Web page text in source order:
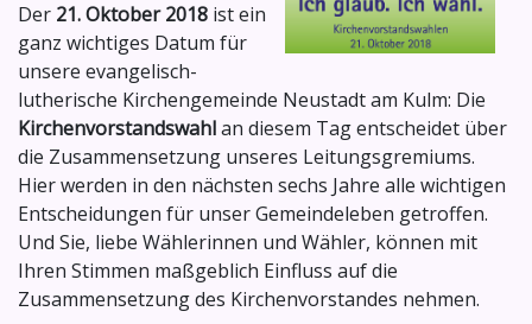
Der 21. Oktober 2018 ist ein
ganz wichtiges Datum für
unsere evangelisch-
lutherische Kirchengemeinde Neustadt am Kulm: Die
Kirchenvorstandswahlan diesem Tag entscheidet über
die Zusammensetzung unseres Leitungsgremiums.
Hier werden in den nächsten sechs Jahre alle wichtigen
Entscheidungen für unser Gemeindeleben getroffen.
Und Sie, liebe Wählerinnen und Wähler, können mit
Ihren Stimmen maßgeblich Einfluss auf die
Zusammensetzung des Kirchenvorstandes nehmen.